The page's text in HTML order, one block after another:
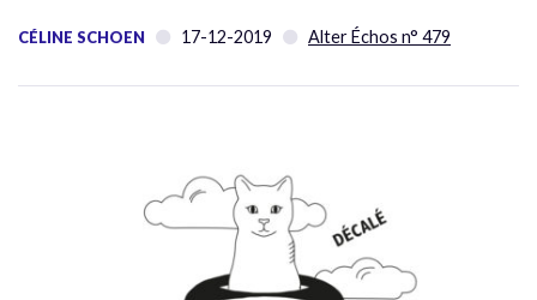
CÉLINE SCHOEN 17-12-2019 Alter Échos n° 479